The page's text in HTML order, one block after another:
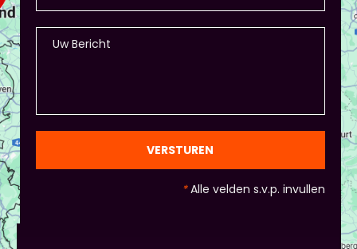
VERSTUREN
*Alle velden s.v.p. invullen